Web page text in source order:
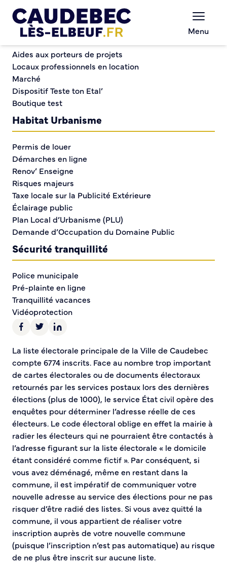
Menu
Mise à jour de la liste électorale : Vérifiez bien votre
adresse d’inscription
Mise à jour de la liste
électorale : Vérifiez bien
votre adresse
d’inscription
La liste électorale principale de la Ville de Caudebec
compte 6774 inscrits. Face au nombre trop important
de cartes électorales ou de documents électoraux
retournés par les services postaux lors des dernières
élections (plus de 1000), le service État civil opère des
enquêtes pour déterminer l’adresse réelle de ces
électeurs. Le code électoral oblige en effet la mairie à
radier les électeurs qui ne pourraient être contactés à
l’adresse figurant sur la liste électorale « le domicile
étant considéré comme fictif ». Par conséquent, si
vous avez déménagé, même en restant dans la
commune, il est impératif de communiquer votre
nouvelle adresse au service des élections pour ne pas
risquer d’être radié des listes. Si vous avez quitté la
commune, il vous appartient de réaliser votre
inscription auprès de votre nouvelle commune
(puisque l’inscription n’est pas automatique) au risque
de ne plus être inscrit sur aucune liste.
Chèques-cadeaux municipaux – Soutenez le
Aides aux porteurs de projets
Locaux professionnels en location
Marché
Dispositif Teste ton Etal’
Boutique test
Habitat Urbanisme
Permis de louer
Démarches en ligne
Renov’ Enseigne
Risques majeurs
Taxe locale sur la Publicité Extérieure
Éclairage public
Plan Local d’Urbanisme (PLU)
Demande d’Occupation du Domaine Public
Sécurité tranquillité
Police municipale
Pré-plainte en ligne
Tranquillité vacances
Vidéoprotection
Aide à l’installation d’alarmes
Infos pratiques
Plan de Ville
Numéros d’urgence
Location de salles
Annuaire des services publics
DÉCOUVRIR SORTIR
Bienvenue à Caudebec
Histoire de la ville
Patrimoine historique
Temps forts
Venir à Caudebec
Emménager à Caudebec
Cadre de vie